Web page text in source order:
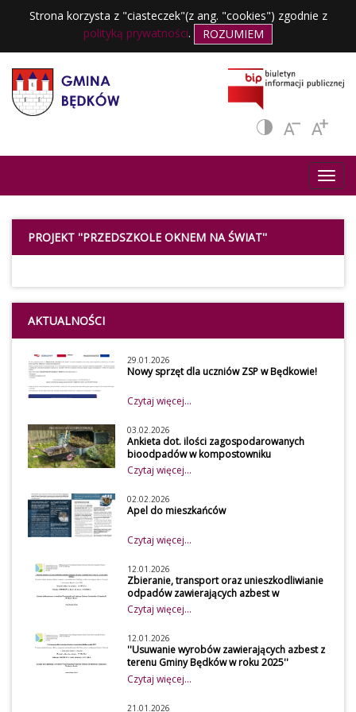
Strona korzysta z "ciasteczek"(z ang. "cookies") zgodnie z
polityką prywatności. ROZUMIEM
PROJEKT ''PRZEDSZKOLE OKNEM NA ŚWIAT''
AKTUALNOŚCI
29.01.2026
Nowy sprzęt dla uczniów ZSP w Będkowie!
Czytaj więcej...
03.02.2026
Ankieta dot. ilości zagospodarowanych
bioodpadów w kompostowniku
przydomowym w 2026 roku
Szanowni mieszkańcy
Z uwagi na obowiązek
osiągnięcia wymaganego
gminę, udostępniamy do
wypełnienia przez mieszkańców
naszej gminy ankietę, która
dotyczy zagospodarowania
bioodpadów w kompostowniku
przydomowym. Dane zawarte w
ankiecie będą wykorzystywane
przez Urząd Gminy Będków przy
obliczeniu osiągniętego poziomu
przygotowania do ponownego
Czytaj więcej...
02.02.2026
Apel do mieszkańców
Czytaj więcej...
12.01.2026
Zbieranie, transport oraz unieszkodliwianie
odpadów zawierających azbest w
gospodarstwach rolnych z terenu Gminy
Będków
Czytaj więcej...
12.01.2026
''Usuwanie wyrobów zawierających azbest z
terenu Gminy Będków w roku 2025''
Czytaj więcej...
21.01.2026